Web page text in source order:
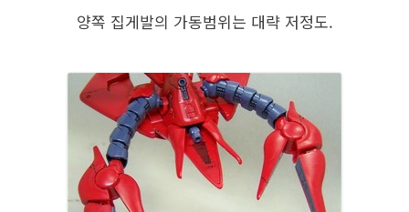
양쪽 집게발의 가동범위는 대략 저정도.